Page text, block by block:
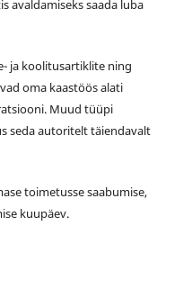
avaldamiseks saada luba
koolitusartiklite ning
oma kaastöös alati
Muud tüüpi
seda autoritelt täiendavalt
toimetusse saabumise,
kuupäev.